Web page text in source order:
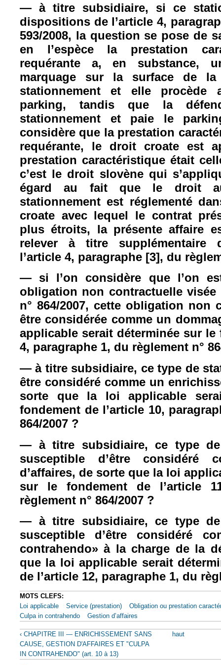
— à titre subsidiaire, si ce
dispositions de l’article 4,
593/2008, la question se pose de
en l’espèce la prestation
requérante a, en substance,
marquage sur la surface de
stationnement et elle procède
parking, tandis que la
stationnement et paie le
considère que la prestation
requérante, le droit croate est
prestation caractéristique était
c’est le droit slovène qui
égard au fait que le droit
stationnement est réglementé
croate avec lequel le contrat
plus étroits, la présente affaire
relever à titre supplémentaire
l’article 4, paragraphe [3], du
— si l’on considère que l’on
obligation non contractuelle visée
n° 864/2007, cette obligation non
être considérée comme un
applicable serait déterminée sur le
4, paragraphe 1, du règlement n°
— à titre subsidiaire, ce type de
être considéré comme un
sorte que la loi applicable
fondement de l’article 10,
864/2007 ?
— à titre subsidiaire, ce type de
susceptible d’être considéré
d’affaires, de sorte que la loi
sur le fondement de l’article
règlement n° 864/2007 ?
— à titre subsidiaire, ce type de
susceptible d’être considéré
contrahendo» à la charge de la
que la loi applicable serait
de l’article 12, paragraphe 1, du
MOTS CLEFS:
Loi applicable
Service (prestation)
Obligation ou prestation
Culpa in contrahendo
Gestion d’affaires
‹ CHAPITRE III — ENRICHISSEMENT SANS
CAUSE, GESTION D'AFFAIRES ET "CULPA
IN CONTRAHENDO" (art. 10 à 13)
haut